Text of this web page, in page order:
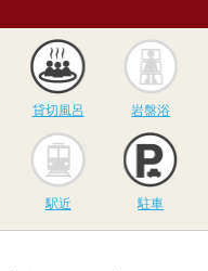
露天風呂 貸切風呂
貸切風呂 岩盤浴
サウナ
駅近 駐車